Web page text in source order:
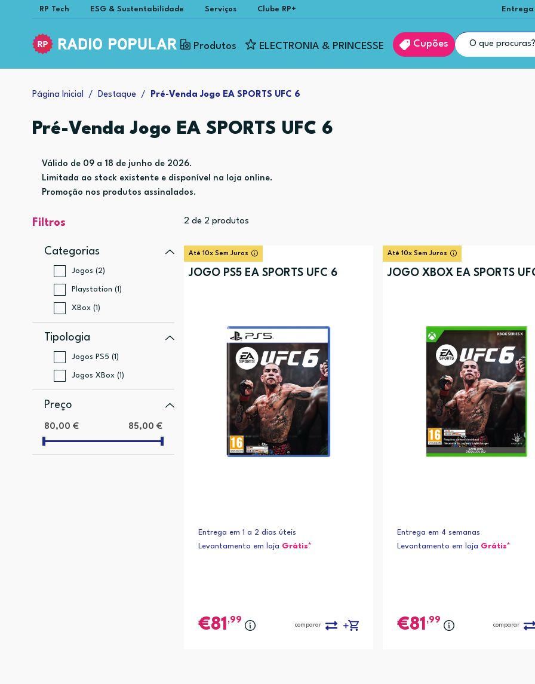
RP Tech ESG & Sustentabilidade Serviços Clube RP+
Produtos ELECTRONIA & PRINCESSE Cupões
Página Inicial Destaque Pré-Venda Jogo EA SPORTS UFC 6
Pré-Venda Jogo EA SPORTS UFC 6
Válido de 09 a 18 de junho de 2026.
Limitada ao stock existente e disponível na loja online.
Promoção nos produtos assinalados.
Filtros
Categorias
Jogos (2)
Playstation (1)
XBox (1)
Tipologia
Jogos PS5 (1)
Jogos XBox (1)
Preço
80,00 € 85,00 €
2 de 2 produtos
Até 10x Sem Juros
JOGO PS5 EA SPORTS UFC 6
Entrega em 1 a 2 dias úteis
Levantamento em loja Grátis*
81 ,99
comparar
Até 10x Sem Juros
JOGO XBOX EA SPORTS
Entrega em 4 semanas
Levantamento em loja Grátis*
81 ,99
comparar